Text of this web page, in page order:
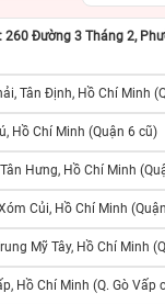
5.590.000đ
chuyển đổi, 0
260 Đường 3 Tháng 2,
Tân Định, Hồ Chí Minh
Hồ Chí Minh (Quận 6 cũ)
Hưng, Hồ Chí Minh
Củi, Hồ Chí Minh
Mỹ Tây, Hồ Chí Minh
Hồ Chí Minh (Q. Gò Vấp